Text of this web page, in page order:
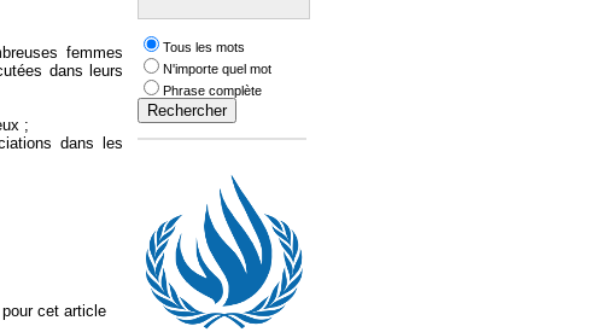
femmes
dans leurs
;
dans les
cet article
Tous les mots
N'importe quel mot
Phrase complète